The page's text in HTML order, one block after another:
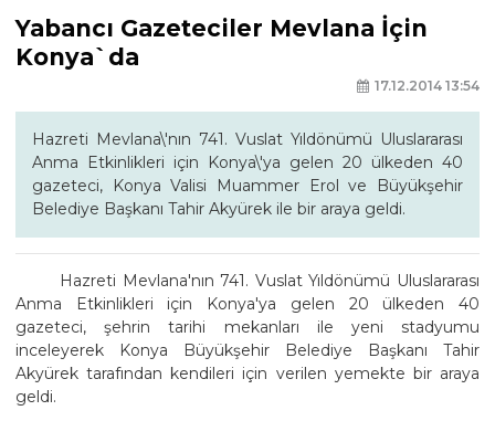
Yabancı Gazeteciler Mevlana İçin
Konya`da
17.12.2014 13:54
Hazreti Mevlana\'nın 741. Vuslat Yıldönümü Uluslararası
Anma Etkinlikleri için Konya\'ya gelen 20 ülkeden 40
gazeteci, Konya Valisi Muammer Erol ve Büyükşehir
Belediye Başkanı Tahir Akyürek ile bir araya geldi.
Hazreti Mevlana'nın 741. Vuslat Yıldönümü Uluslararası
Anma Etkinlikleri için Konya'ya gelen 20 ülkeden 40
gazeteci, şehrin tarihi mekanları ile yeni stadyumu
inceleyerek Konya Büyükşehir Belediye Başkanı Tahir
Akyürek tarafından kendileri için verilen yemekte bir araya
geldi.